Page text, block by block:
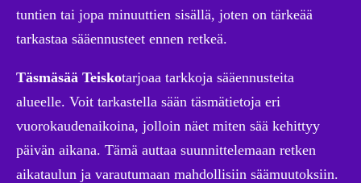
tuntien tai jopa minuuttien sisällä, joten on tärkeää
tarkastaa sääennusteet ennen retkeä.
Täsmäsää Teiskotarjoaa tarkkoja sääennusteita
alueelle. Voit tarkastella sään täsmätietoja eri
vuorokaudenaikoina, jolloin näet miten sää kehittyy
päivän aikana. Tämä auttaa suunnittelemaan retken
aikataulun ja varautumaan mahdollisiin säämuutoksiin.